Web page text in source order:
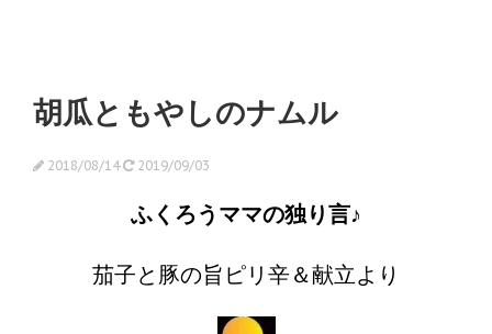
胡瓜ともやしのナムル
2018/08/14 2019/09/03
ふくろうママの独り言♪
茄子と豚の旨ピリ辛＆献立より